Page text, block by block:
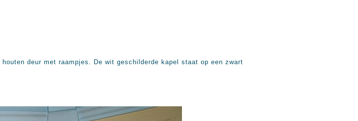
deur met raampjes. De wit geschilderde kapel staat op een zwart